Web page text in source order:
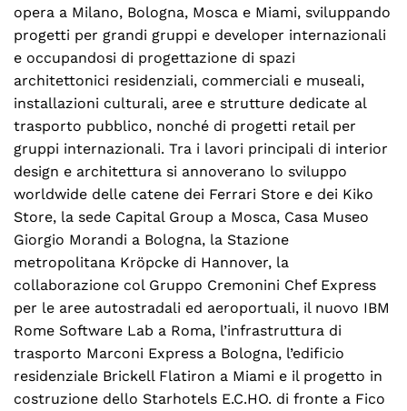
opera a Milano, Bologna, Mosca e Miami, sviluppando
progetti per grandi gruppi e developer internazionali
e occupandosi di progettazione di spazi
architettonici residenziali, commerciali e museali,
installazioni culturali, aree e strutture dedicate al
trasporto pubblico, nonché di progetti retail per
gruppi internazionali. Tra i lavori principali di interior
design e architettura si annoverano lo sviluppo
worldwide delle catene dei Ferrari Store e dei Kiko
Store, la sede Capital Group a Mosca, Casa Museo
Giorgio Morandi a Bologna, la Stazione
metropolitana Kröpcke di Hannover, la
collaborazione col Gruppo Cremonini Chef Express
per le aree autostradali ed aeroportuali, il nuovo IBM
Rome Software Lab a Roma, l’infrastruttura di
trasporto Marconi Express a Bologna, l’edificio
residenziale Brickell Flatiron a Miami e il progetto in
costruzione dello Starhotels E.C.HO. di fronte a Fico